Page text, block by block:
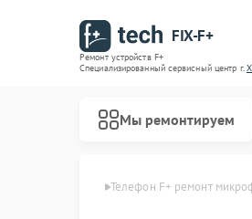
FIX-F+
Ремонт устройств F+
Специализированный cервисный центр г.
Мы ремонтируем
Телефон F+ ремонт